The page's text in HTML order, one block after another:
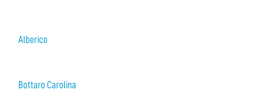
Alberico
Bottaro Carolina